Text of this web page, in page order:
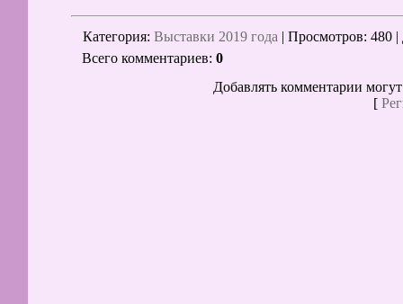
Категория: Выставки 2019 года | Просмотров: 480 |
Всего комментариев: 0
Добавлять комментарии
[